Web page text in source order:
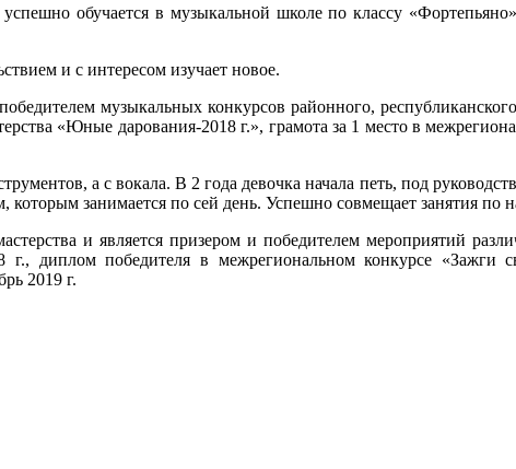
обучается в музыкальной школе по классу
и с интересом изучает новое.
музыкальных конкурсов районного,
«Юные дарования-2018 г.», грамота за 1 место в
а с вокала. В 2 года девочка начала петь, под
занимается по сей день. Успешно совмещает занятия по
и является призером и победителем мероприятий
г., диплом победителя в межрегиональном конкурсе
2019 г.